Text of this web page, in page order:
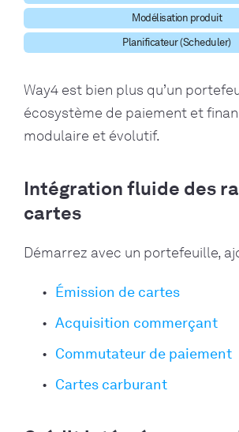
Modélisation produit
Planificateur (Scheduler)
Way4 est bien plus qu’un
écosystème de paiement et
modulaire et évolutif.
Intégration fluide des
cartes
Démarrez avec un portefeuille,
Émission de cartes
Acquisition commerçant
Commutateur de paiement
Cartes carburant